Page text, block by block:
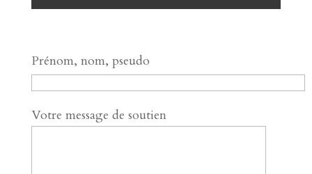
Prénom, nom, pseudo
Votre message de soutien